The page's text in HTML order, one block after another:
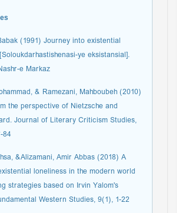
(1991) Journey into existential
ye eksistansial].
e Markaz.
& Ramezani, Mahboubeh (2010)
the perspective of Nietzsche and
Journal of Literary Criticism Studies,
&Alizamani, Amir Abbas (2018) A
loneliness in the modern world
strategies based on Irvin Yalom's
Western Studies, 9(1), 1-22.